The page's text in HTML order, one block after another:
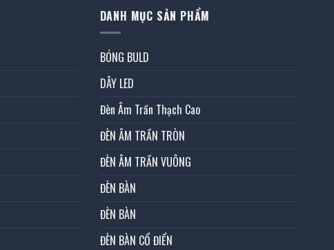
DANH MỤC SẢN PHẨM
BÓNG BULD
DÂY LED
Đèn Âm Trần Thạch Cao
ĐÈN ÂM TRẦN TRÒN
ĐÈN ÂM TRẦN VUÔNG
ĐÈN BÀN
ĐÈN BÀN
ĐÈN BÀN CỔ ĐIỂN